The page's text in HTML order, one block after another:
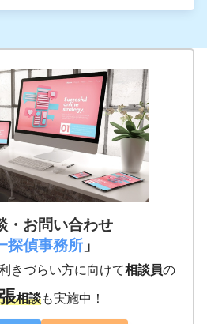
・お問い合わせ
探偵事務所」
きづらい方に向けて相談員の
相談も実施中！